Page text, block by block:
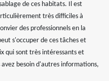
de ces habitats. Il est
très difficiles à
des professionnels en la
s'occuper de ces tâches et
qui sont très intéressants et
avez besoin d'autres informations,